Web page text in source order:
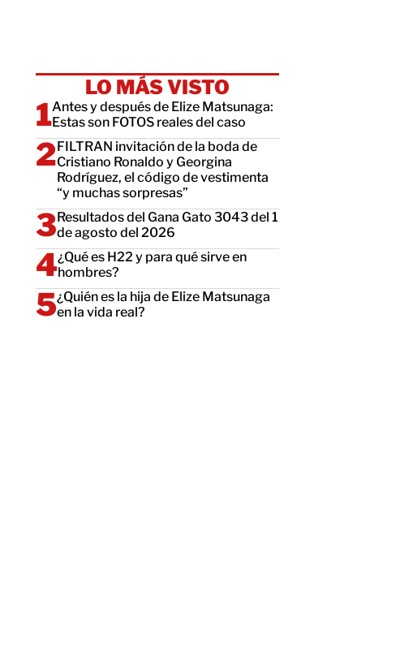
LO MÁS VISTO
Antes y después de Elize Matsunaga:
Estas son FOTOS reales del caso
FILTRAN invitación de la boda de
Cristiano Ronaldo y Georgina
Rodríguez, el código de vestimenta
“y muchas sorpresas”
Resultados del Gana Gato 3043 del 1
de agosto del 2026
¿Qué es H22 y para qué sirve en
hombres?
¿Quién es la hija de Elize Matsunaga
en la vida real?